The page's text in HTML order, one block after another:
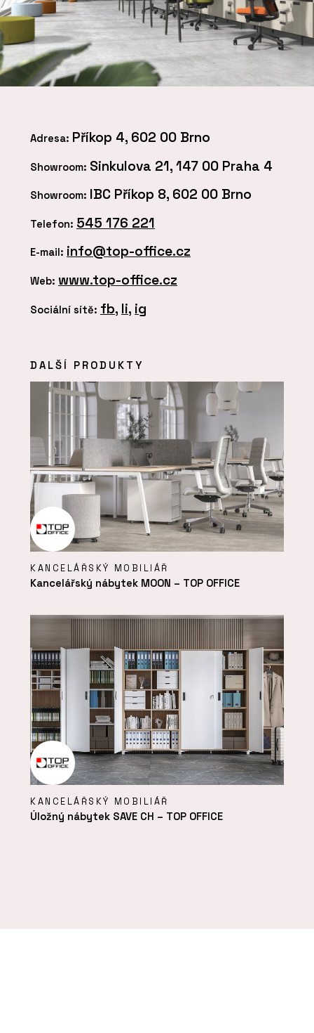
Adresa: Příkop 4, 602 00 Brno
Showroom: Sinkulova 21, 147 00 Praha 4
Showroom: IBC Příkop 8, 602 00 Brno
Telefon: 545 176 221
E-mail: info@top-office.cz
Web: www.top-office.cz
Sociální sítě: fb, li, ig
DALŠÍ PRODUKTY
KANCELÁŘSKÝ MOBILIÁŘ
Kancelářský nábytek MOON – TOP OFFICE
KANCELÁŘSKÝ MOBILIÁŘ
Úložný nábytek SAVE CH – TOP OFFICE